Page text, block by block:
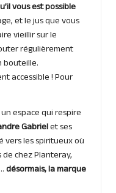
vous est possible
et le jus que vous
vieillir sur le
régulièrement
bouteille.
accessible ! Pour
espace qui respire
Gabrielet ses
vers les spiritueux où
chez Planteray,
désormais, la marque